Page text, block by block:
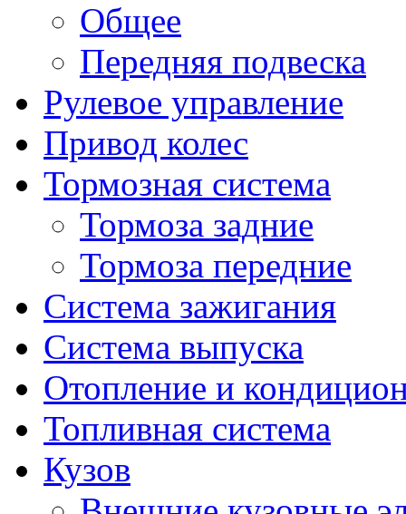
Общее
Передняя подвеска
Рулевое управление
Привод колес
Тормозная система
Тормоза задние
Тормоза передние
Система зажигания
Система выпуска
Отопление и
Топливная система
Кузов